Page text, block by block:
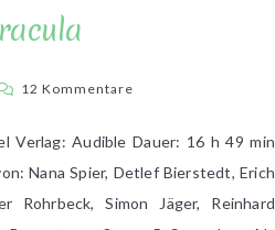
12 Kommentare
Stoker
–
Verlag: Audible Dauer: 16 h 49 min
Nana Spier, Detlef Bierstedt, Erich
Rohrbeck, Simon Jäger, Reinhard